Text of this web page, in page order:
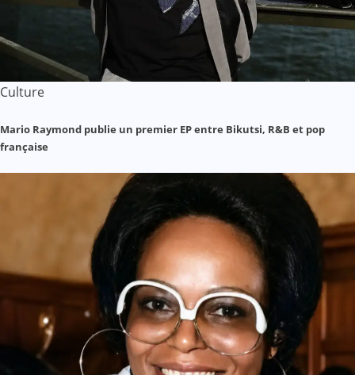
Culture
Mario Raymond publie un premier EP entre Bikutsi, R&B et pop
française